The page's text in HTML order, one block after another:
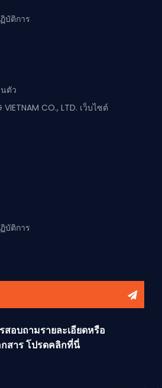
บัติการ
ตัว
VIETNAM CO., LTD. เว็บไซต์
บัติการ
สอบถามรายละเอียดหรือ
สาร โปรดคลิกที่นี่